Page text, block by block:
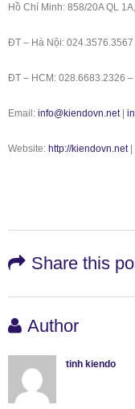
Hồ Chí Minh: 858/20A QL
ĐT – Hà Nội:
ĐT – HCM: 028.6683.2326
Email: info@kiendovn.net|
Website: http://kiendovn.net|
Share this
Author
tinh kiendo